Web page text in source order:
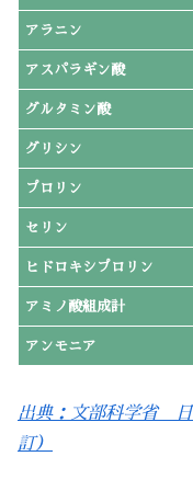
アラニン
アスパラギン酸
グルタミン酸
グリシン
プロリン
セリン
ヒドロキシプロリン
アミノ酸組成計
アンモニア
出典：文部科学省 日
訂）